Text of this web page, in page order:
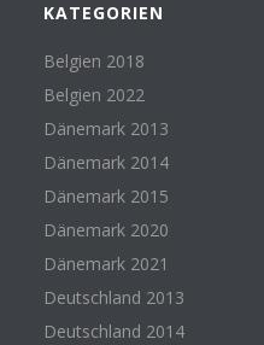
KATEGORIEN
Belgien 2018
Belgien 2022
Dänemark 2013
Dänemark 2014
Dänemark 2015
Dänemark 2020
Dänemark 2021
Deutschland 2013
Deutschland 2014